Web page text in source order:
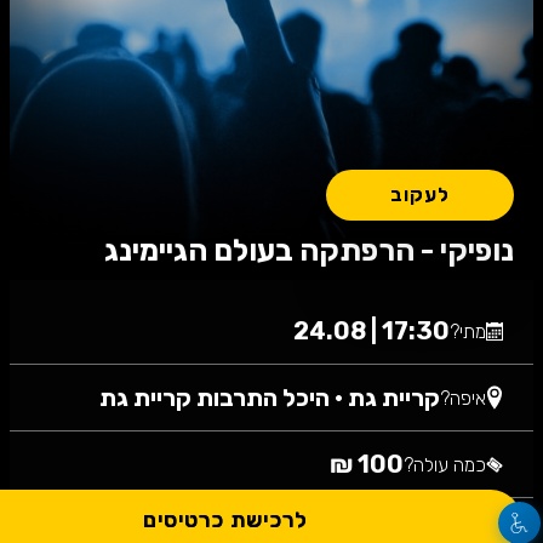
נופיקי - הרפתקה בעולם הגיימינג
לעקוב
מתי?17:30 | 24.08
איפה?קריית גת • היכל התרבות קריית גת
כמה עולה?100 ₪
לרכישת כרטיסים